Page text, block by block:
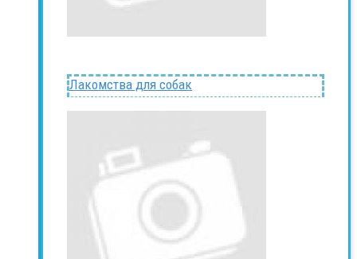
Лакомства для собак